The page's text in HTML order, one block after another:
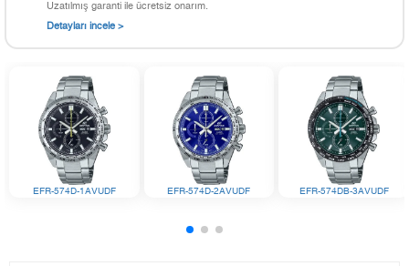
Uzatılmış garanti ile ücretsiz onarım.
Detayları incele >
EFR-574D-1AVUDF EFR-574D-2AVUDF EFR-574DB-3AVUDF